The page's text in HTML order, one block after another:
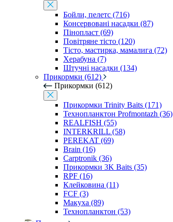
Бойли, пелетс (716)
Консервовані насадки (87)
Пінопласт (69)
Повітряне тісто (120)
Тісто, мастирка, мамалига (72)
Херабуна (7)
Штучні насадки (134)
Прикормки (612)
Прикормки (612)
Прикормки Trinity Baits (171)
Технопланктон Profmontazh (36)
REALFISH (55)
INTERKRILL (58)
PEREKAT (69)
Brain (16)
Carptronik (36)
Прикормки 3K Baits (35)
RPF (16)
Клейковина (11)
FCF (3)
Макуха (89)
Технопланктон (53)